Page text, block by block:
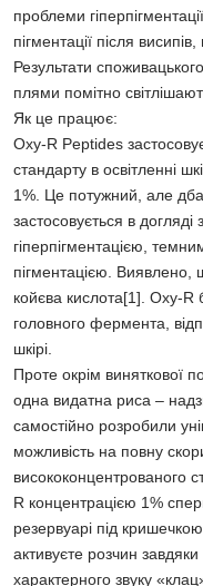
проблеми
пігментації після
Результати
плями помітно
Як це працює:
Oxy-R Peptides
стандарту в освітленні
1%. Це потужний, але
застосовується в
гіперпігментацією,
пігментацією.
койєва кислота[1]. Oxy-R
головного фермента,
шкірі.
Проте окрім виняткової
одна видатна риса –
самостійно розробили
можливість на повну
висококонцентрованого
R концентрацією 1%
резервуарі під
активуєте розчин
характерного звуку